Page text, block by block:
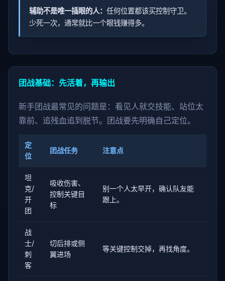
辅助不是唯一插眼的人： 任何位置都该买控制守卫。
少死一次，通常就比一个眼钱赚得多。
团战基础：先活着，再输出
新手团战最常见的问题是：看见人就交技能、站位太
靠前、追残血追到脱节。团战要先明确自己定位。
定
位
团战任务 注意点
坦
克/
开
团
吸收伤害、
控制关键目
标
别一个人太早开，确认队友能
跟上。
战
士/
刺
客
切后排或侧
翼进场
等关键控制交掉，再找角度。